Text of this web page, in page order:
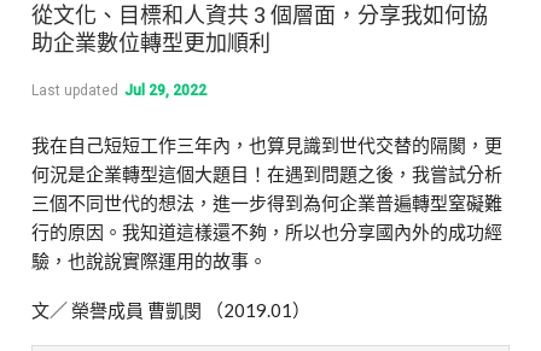
從文化、目標和人資共 3 個層面，分享我如何協
助企業數位轉型更加順利
Last updated Jul 29, 2022
我在自己短短工作三年內，也算見識到世代交替的隔閡，更
何況是企業轉型這個大題目！在遇到問題之後，我嘗試分析
三個不同世代的想法，進一步得到為何企業普遍轉型窒礙難
行的原因。我知道這樣還不夠，所以也分享國內外的成功經
驗，也說說實際運用的故事。
文／ 榮譽成員 曹凱閔 （2019.01）